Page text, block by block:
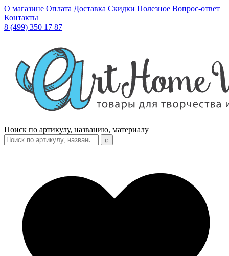
О магазине Оплата Доставка Скидки Полезное Вопрос-ответ
Контакты
8 (499) 350 17 87
Поиск по артикулу, названию, материалу
⌕